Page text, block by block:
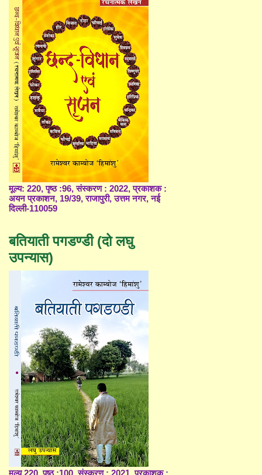
मूल्य: 220, पृष्ठ :96, संस्करण : 2022, प्रकाशक :
अयन प्रकाशन, 19/39, राजापुरी, उत्तम नगर, नई
दिल्ली-110059
बतियाती पगडण्डी (दो लघु
उपन्यास)